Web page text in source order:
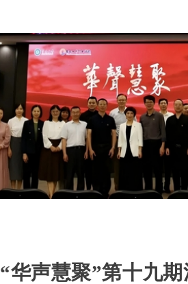
“华声慧聚”第十九